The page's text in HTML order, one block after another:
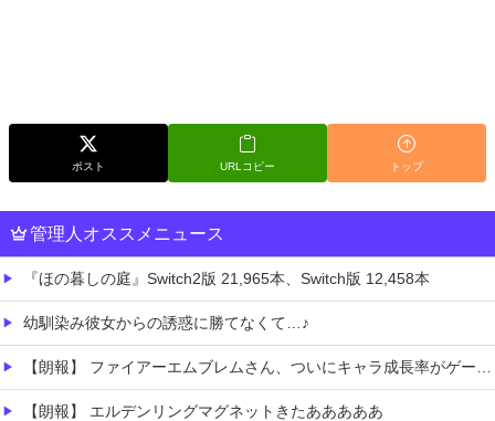
ポスト URLコピー トップ
管理人オススメニュース
『ほの暮しの庭』Switch2版 21,965本、Switch版 12,458本
幼馴染み彼女からの誘惑に勝てなくて…♪
【朗報】 ファイアーエムブレムさん、ついにキャラ成長率がゲーム内で見れるようになる
【朗報】 エルデンリングマグネットきたあああああ